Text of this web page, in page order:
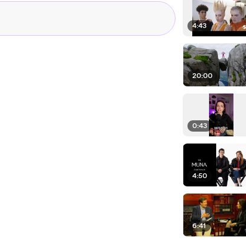
4:43
20:00
0:43
4:50
6:41